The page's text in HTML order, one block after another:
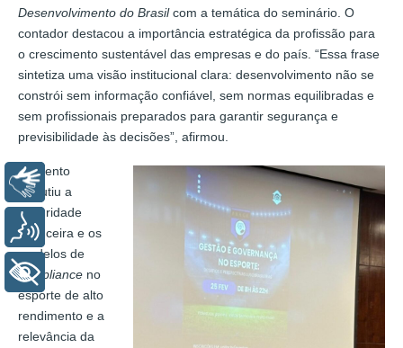
Desenvolvimento do Brasilcom a temática do seminário. O
contador destacou a importância estratégica da profissão para
o crescimento sustentável das empresas e do país. “Essa frase
sintetiza uma visão institucional clara: desenvolvimento não se
constrói sem informação confiável, sem normas equilibradas e
sem profissionais preparados para garantir segurança e
previsibilidade às decisões”, afirmou.
O evento
discutiu a
integridade
financeira e os
modelos de
compliance no
esporte de alto
rendimento e a
relevância da
Voz
+ Acessibilidade